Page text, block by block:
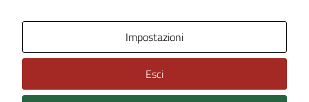
Impostazioni
Esci